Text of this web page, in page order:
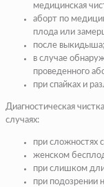
медицинская
аборт по
плода или
после выкидыша;
в случае
проведенного
при спайках и
Диагностическая
случаях:
при сложностях
женском
при слишком
при подозрении